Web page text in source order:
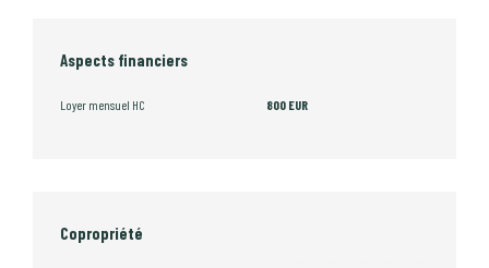
Aspects financiers
Loyer mensuel HC 800 EUR
Copropriété